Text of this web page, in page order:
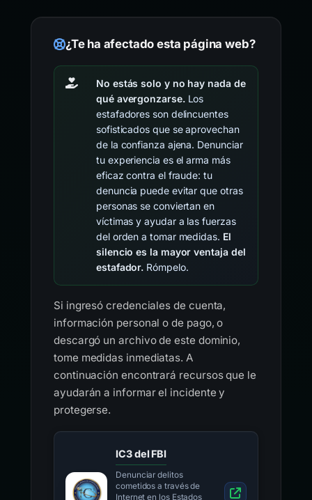
¿Te ha afectado esta página web?
No estás solo y no hay nada de
qué avergonzarse.Los
estafadores son delincuentes
sofisticados que se aprovechan
de la confianza ajena. Denunciar
tu experiencia es el arma más
eficaz contra el fraude: tu
denuncia puede evitar que otras
personas se conviertan en
víctimas y ayudar a las fuerzas
del orden a tomar medidas. El
silencio es la mayor ventaja del
estafador. Rómpelo.
Si ingresó credenciales de cuenta,
información personal o de pago, o
descargó un archivo de este dominio,
tome medidas inmediatas. A
continuación encontrará recursos que le
ayudarán a informar el incidente y
protegerse.
IC3 del FBI
Denunciar delitos
cometidos a través de
Internet en los Estados